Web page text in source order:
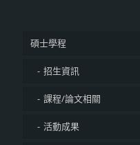
碩士學程
招生資訊
課程/論文相關
活動成果